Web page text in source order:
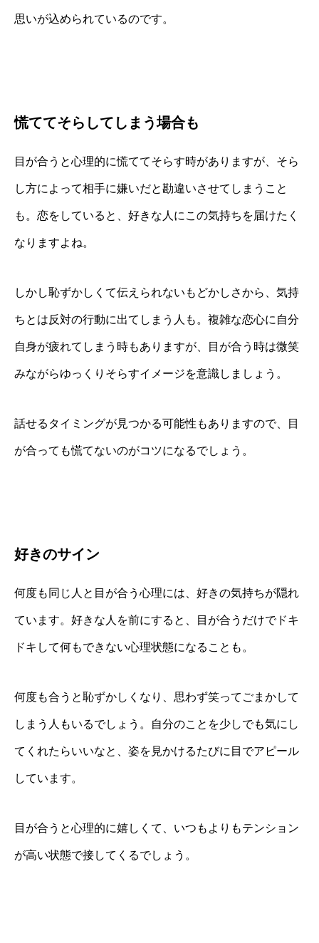
思いが込められているのです。
慌ててそらしてしまう場合も
目が合うと心理的に慌ててそらす時がありますが、そら
し方によって相手に嫌いだと勘違いさせてしまうこと
も。恋をしていると、好きな人にこの気持ちを届けたく
なりますよね。
しかし恥ずかしくて伝えられないもどかしさから、気持
ちとは反対の行動に出てしまう人も。複雑な恋心に自分
自身が疲れてしまう時もありますが、目が合う時は微笑
みながらゆっくりそらすイメージを意識しましょう。
話せるタイミングが見つかる可能性もありますので、目
が合っても慌てないのがコツになるでしょう。
好きのサイン
何度も同じ人と目が合う心理には、好きの気持ちが隠れ
ています。好きな人を前にすると、目が合うだけでドキ
ドキして何もできない心理状態になることも。
何度も合うと恥ずかしくなり、思わず笑ってごまかして
しまう人もいるでしょう。自分のことを少しでも気にし
てくれたらいいなと、姿を見かけるたびに目でアピール
しています。
目が合うと心理的に嬉しくて、いつもよりもテンション
が高い状態で接してくるでしょう。